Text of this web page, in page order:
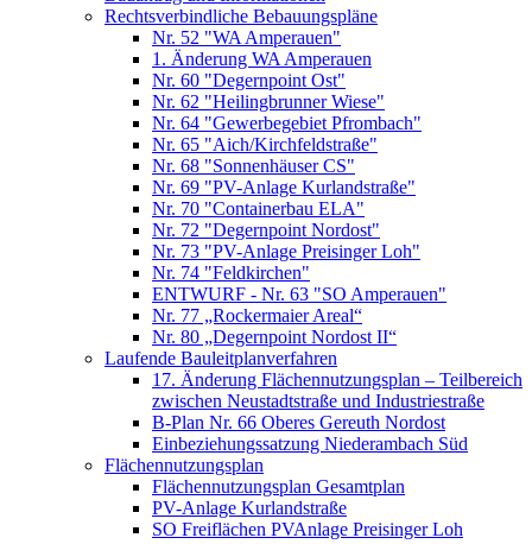
Rechtsverbindliche Bebauungspläne
Nr. 52 "WA Amperauen"
1. Änderung WA Amperauen
Nr. 60 "Degernpoint Ost"
Nr. 62 "Heilingbrunner Wiese"
Nr. 64 "Gewerbegebiet Pfrombach"
Nr. 65 "Aich/Kirchfeldstraße"
Nr. 68 "Sonnenhäuser CS"
Nr. 69 "PV-Anlage Kurlandstraße"
Nr. 70 "Containerbau ELA"
Nr. 72 "Degernpoint Nordost"
Nr. 73 "PV-Anlage Preisinger Loh"
Nr. 74 "Feldkirchen"
ENTWURF - Nr. 63 "SO Amperauen"
Nr. 77 „Rockermaier Areal“
Nr. 80 „Degernpoint Nordost II“
Laufende Bauleitplanverfahren
17. Änderung Flächennutzungsplan – Teilbereich
zwischen Neustadtstraße und Industriestraße
B-Plan Nr. 66 Oberes Gereuth Nordost
Einbeziehungssatzung Niederambach Süd
Flächennutzungsplan
Flächennutzungsplan Gesamtplan
PV-Anlage Kurlandstraße
SO Freiflächen PV­Anlage Preisinger Loh